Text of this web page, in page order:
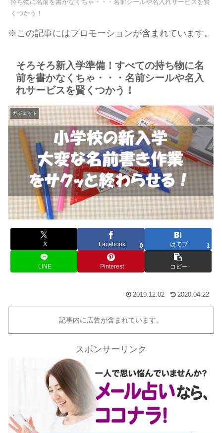
持ち物に名前を書かなくちゃ・・・名前シールや名入れサービスを賢
くつかう！
※この記事にはプロモーションが含まれています。
そろそろ新入学準備！すべての持ち物に名
前を書かなくちゃ・・・名前シールや名入
れサービスを賢くつかう！
ガジェット
X Facebook 0 はてブ 1
LINE Pinterest コピー
2019.12.02 2020.04.22
記事内に広告が含まれています。
スポンサーリンク